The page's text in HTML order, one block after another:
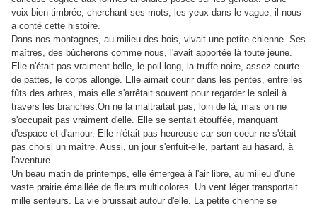
voix bien timbrée, cherchant ses mots, les yeux dans le vague, il nous
a conté cette histoire.
Dans nos montagnes, au milieu des bois, vivait une petite chienne. Ses
maîtres, des bûcherons comme nous, l'avait apportée là toute jeune.
Elle n'était pas vraiment belle, le poil long, la truffe noire, assez courte
de pattes, le corps allongé. Elle aimait courir dans les pentes, entre les
fûts des arbres, mais elle s'arrêtait souvent pour regarder le soleil à
travers les branches.On ne la maltraitait pas, loin de là, mais on ne
s'occupait pas vraiment d'elle. Elle se sentait étouffée, manquant
d'espace et d'amour. Elle n'était pas heureuse car son coeur ne s'était
pas choisi un maître. Aussi, un jour s'enfuit-elle, partant au hasard, à
l'aventure.
Un beau matin de printemps, elle émergea à l'air libre, au milieu d'une
vaste prairie émaillée de fleurs multicolores. Un vent léger transportait
mille senteurs. La vie bruissait autour d'elle. La petite chienne se